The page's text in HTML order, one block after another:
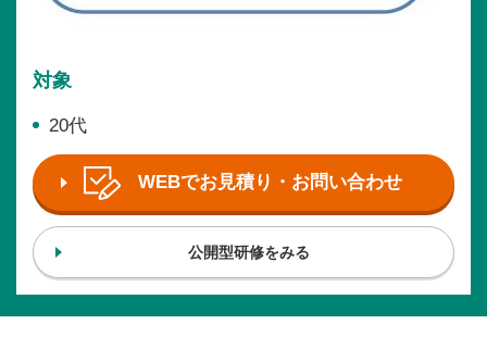
対象
20代
WEBでお見積り・お問い合わせ
公開型研修をみる